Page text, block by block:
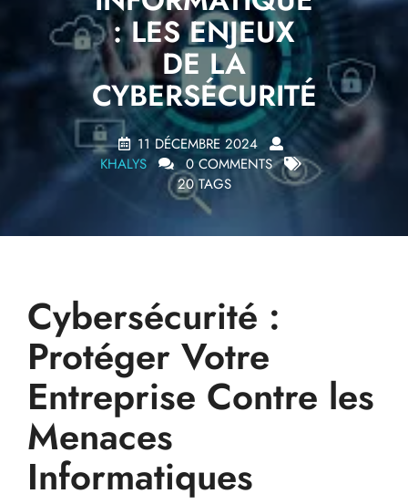
: LES ENJEUX
DE LA
CYBERSÉCURITÉ
11 DÉCEMBRE 2024
KHALYS
0 COMMENTS
20 TAGS
Cybersécurité :
Protéger Votre
Entreprise Contre les
Menaces
Informatiques